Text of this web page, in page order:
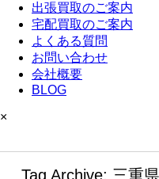
出張買取のご案内
宅配買取のご案内
よくある質問
お問い合わせ
会社概要
BLOG
×
Tag Archive: 三重